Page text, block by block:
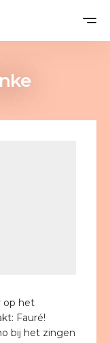
op het
Fauré!
bij het zingen